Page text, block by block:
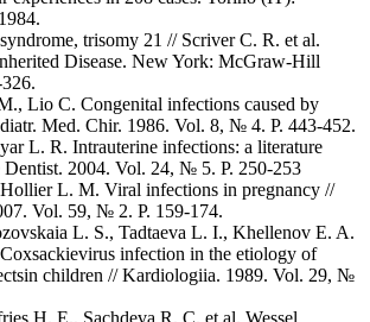
trisomy 21 // Scriver C. R. et al.
Disease. New York: McGraw-Hill
Lio C. Congenital infections caused by
Med. Chir. 1986. Vol. 8, № 4. P. 443-452.
L. R. Intrauterine infections: a literature
Dentist. 2004. Vol. 24, № 5. P. 250-253
L. M. Viral infections in pregnancy //
Vol. 59, № 2. P. 159-174.
L. S., Tadtaeva L. I., Khellenov E. A.
infection in the etiology of
children // Kardiologiia. 1989. Vol. 29, №
H. E., Sachdeva R. C. et al. Wessel